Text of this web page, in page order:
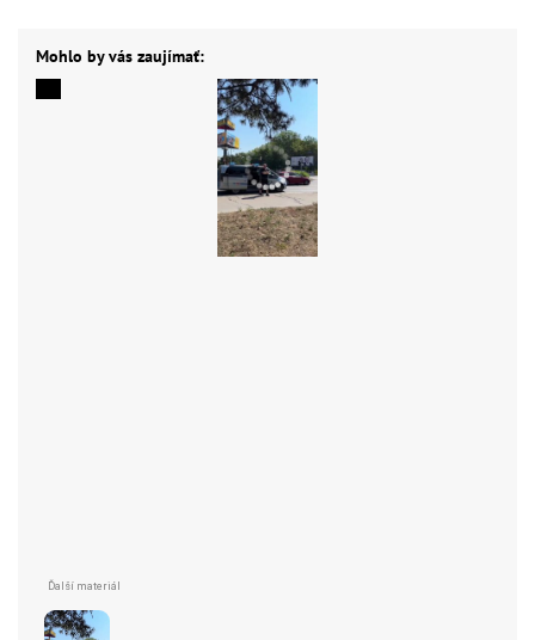
Mohlo by vás zaujímať: